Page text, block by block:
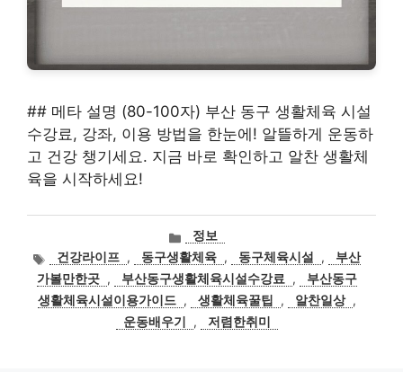
## 메타 설명 (80-100자) 부산 동구 생활체육 시설
수강료, 강좌, 이용 방법을 한눈에! 알뜰하게 운동하
고 건강 챙기세요. 지금 바로 확인하고 알찬 생활체
육을 시작하세요!
카
테
고
리
정보
태
그
건강라이프 , 동구생활체육 , 동구체육시설 ,
부산
가볼만한곳 , 부산동구생활체육시설수강료 ,
부산동구
생활체육시설이용가이드 , 생활체육꿀팁 , 알찬일상 ,
운동배우기
, 저렴한취미